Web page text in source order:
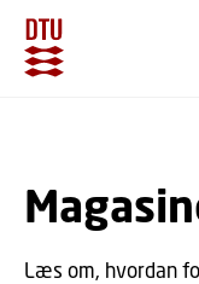
Læs om, hvordan